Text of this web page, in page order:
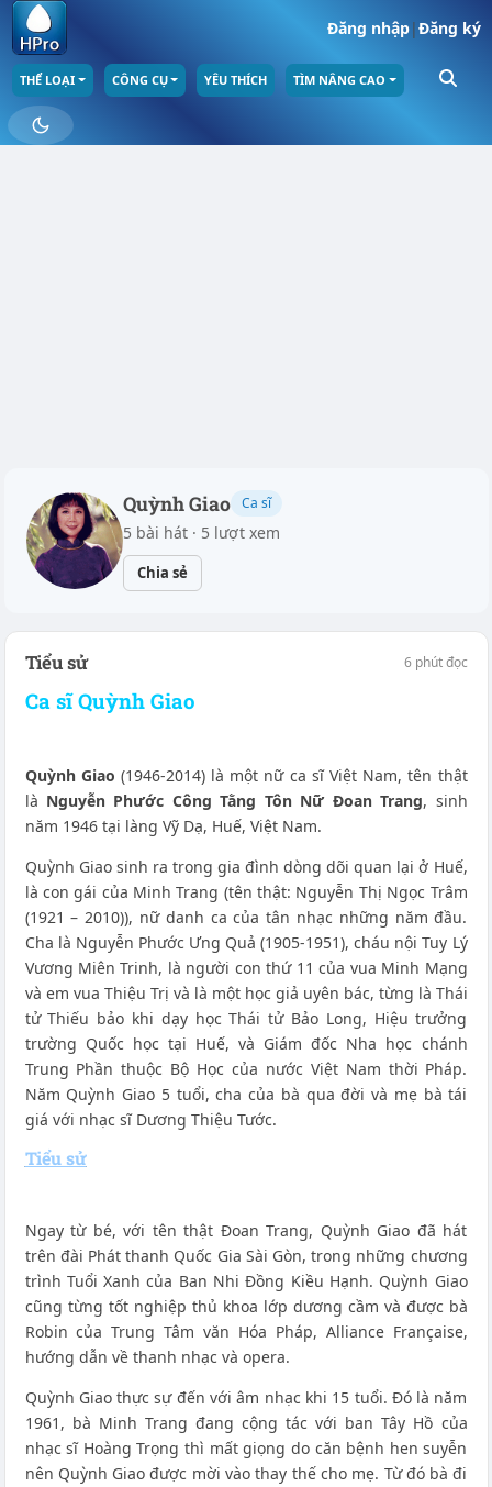
Đăng nhập|Đăng ký
THỂ LOẠI CÔNG CỤ YÊU THÍCH TÌM NÂNG CAO
Quỳnh Giao Ca sĩ
5 bài hát · 5 lượt xem
Chia sẻ
Tiểu sử 6 phút đọc
Ca sĩ Quỳnh Giao
Quỳnh Giao (1946-2014) là một nữ ca sĩ Việt Nam, tên thật
là Nguyễn Phước Công Tằng Tôn Nữ Đoan Trang, sinh
năm 1946 tại làng Vỹ Dạ, Huế, Việt Nam.
Quỳnh Giao sinh ra trong gia đình dòng dõi quan lại ở Huế,
là con gái của Minh Trang (tên thật: Nguyễn Thị Ngọc Trâm
(1921 – 2010)), nữ danh ca của tân nhạc những năm đầu.
Cha là Nguyễn Phước Ưng Quả (1905-1951), cháu nội Tuy Lý
Vương Miên Trinh, là người con thứ 11 của vua Minh Mạng
và em vua Thiệu Trị và là một học giả uyên bác, từng là Thái
tử Thiếu bảo khi dạy học Thái tử Bảo Long, Hiệu trưởng
trường Quốc học tại Huế, và Giám đốc Nha học chánh
Trung Phần thuộc Bộ Học của nước Việt Nam thời Pháp.
Năm Quỳnh Giao 5 tuổi, cha của bà qua đời và mẹ bà tái
giá với nhạc sĩ Dương Thiệu Tước.
Tiểu sử
Ngay từ bé, với tên thật Đoan Trang, Quỳnh Giao đã hát
trên đài Phát thanh Quốc Gia Sài Gòn, trong những chương
trình Tuổi Xanh của Ban Nhi Đồng Kiều Hạnh. Quỳnh Giao
cũng từng tốt nghiệp thủ khoa lớp dương cầm và được bà
Robin của Trung Tâm văn Hóa Pháp, Alliance Française,
hướng dẫn về thanh nhạc và opera.
Quỳnh Giao thực sự đến với âm nhạc khi 15 tuổi. Đó là năm
1961, bà Minh Trang đang cộng tác với ban Tây Hồ của
nhạc sĩ Hoàng Trọng thì mất giọng do căn bệnh hen suyễn
nên Quỳnh Giao được mời vào thay thế cho mẹ. Từ đó bà đi